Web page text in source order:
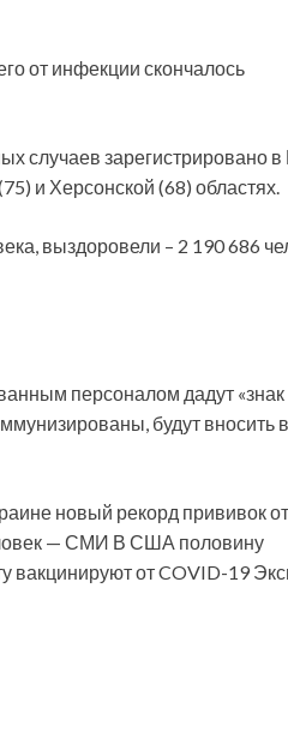
от инфекции скончалось
случаев зарегистрировано в
и Херсонской (68) областях.
выздоровели – 2 190 686
персоналом дадут «знак
будут вносить
новый рекорд прививок
— СМИ В США половину
вакцинируют от COVID-19